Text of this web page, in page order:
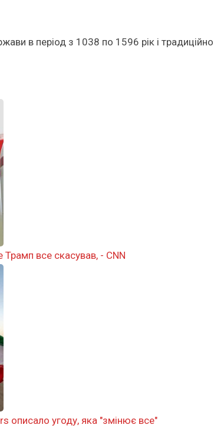
в період з 1038 по 1596 рік і
Трамп все скасував, - CNN
описало угоду, яка "змінює все"